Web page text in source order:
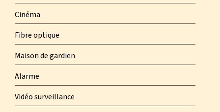
Cinéma
Fibre optique
Maison de gardien
Alarme
Vidéo surveillance